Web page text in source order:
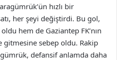
hızlı bir
her şeyi değiştirdi. Bu gol,
hem de Gaziantep FK’nın
gitmesine sebep oldu. Rakip
defansif anlamda daha